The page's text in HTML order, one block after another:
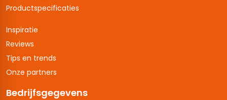
Productspecificaties
Inspiratie
Reviews
Tips en trends
Onze partners
Bedrijfsgegevens